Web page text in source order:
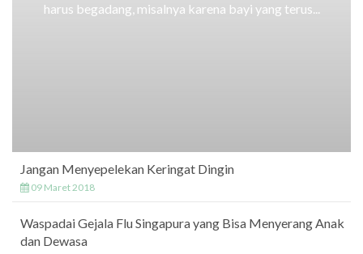
harus begadang, misalnya karena bayi yang terus...
Jangan Menyepelekan Keringat Dingin
09 Maret 2018
Waspadai Gejala Flu Singapura yang Bisa Menyerang Anak
dan Dewasa